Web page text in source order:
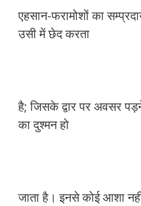
एहसान-फरामोशों का
उसी में छेद करता
है; जिसके द्वार पर अवसर
का दुश्मन हो
जाता है। इनसे कोई आशा